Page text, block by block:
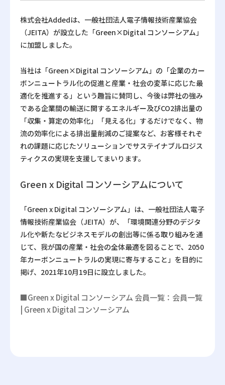
株式会社Addedは、一般社団法人電子情報技術産業協会
（JEITA）が設立した「Green×Digital コンソーシアム」
に加盟しました。
当社は「Green×Digital コンソーシアム」の「企業のカー
ボンニュートラル化の促進と産業・社会の変革に応じた最
適化を推進する」という趣旨に賛同し、今後は弊社の強み
である企業間の輸送に関するエネルギー及びCO2排出量の
「収集・算定の効率化」「見える化」するだけでなく、物
流の効率化による排出量削減のご提案など、お客様それぞ
れの課題に応じたソリューションでサステイナブルロジス
ティクスの実現を支援してまいります。
Green x Digital コンソーシアムについて
「Green x Digital コンソーシアム」は、一般社団法人電子
情報技術産業協会（JEITA）が、「環境関連分野のデジタ
ル化や新たなビジネスモデルの創出等に係る取り組みを通
じて、我が国の産業・社会の全体最適を図ることで、2050
年カーボンニュートラルの実現に寄与すること」を目的に
掲げ、2021年10月19日に設立しました。
■Green x Digital コンソーシアム 会員一覧： 会員一覧
| Green x Digital コンソーシアム